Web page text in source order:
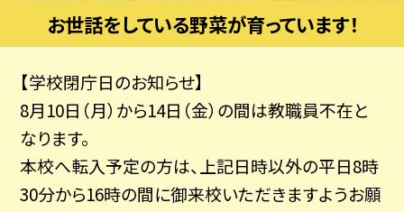
お世話をしている野菜が育っています！
【学校閉庁日のお知らせ】
8月10日（月）から14日（金）の間は教職員不在と
なります。
本校へ転入予定の方は、上記日時以外の平日8時
30分から16時の間に御来校いただきますようお願